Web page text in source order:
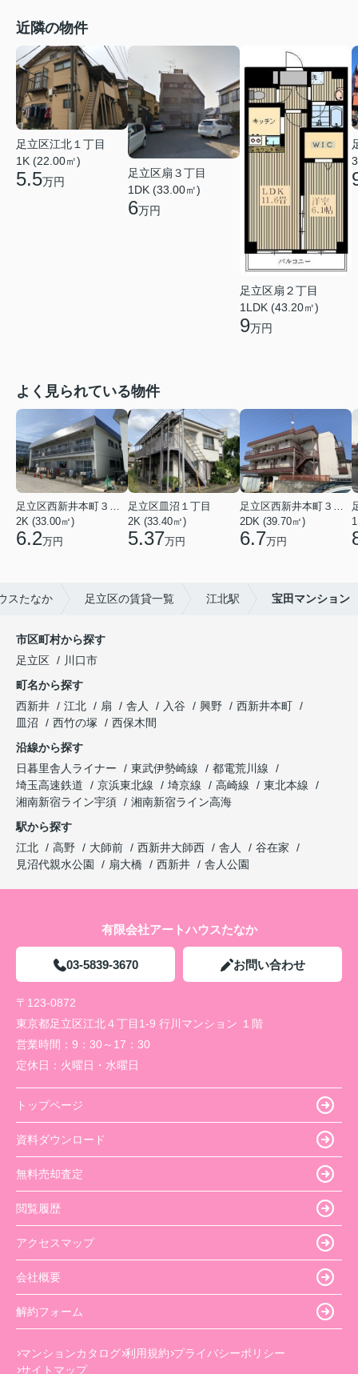
近隣の物件
足立区江北１丁目
1K (22.00㎡)
5.5万円
足立区扇３丁目
1DK (33.00㎡)
6万円
足立区扇２丁目
1LDK (43.20㎡)
9万円
よく見られている物件
足立区西新井本町３丁目
2K (33.00㎡)
6.2万円
足立区皿沼１丁目
2K (33.40㎡)
5.37万円
足立区西新井本町３丁目
2DK (39.70㎡)
6.7万円
スたなか 足立区の賃貸一覧 江北駅 宝田マンション
市区町村から探す
足立区
川口市
町名から探す
西新井
江北 扇 舎人 入谷 興野
西新井本町
皿沼
西竹の塚
西保木間
沿線から探す
日暮里舎人ライナー
東武伊勢崎線
都電荒川線
埼玉高速鉄道
京浜東北線 埼京線 高崎線
東北本線
湘南新宿ライン宇須
湘南新宿ライン高海
駅から探す
江北
高野 大師前 西新井大師西 舎人
谷在家
見沼代親水公園
扇大橋 西新井 舎人公園
有限会社アートハウスたなか
03-5839-3670 お問い合わせ
〒123-0872
東京都足立区江北４丁目1-9 行川マンション １階
営業時間： 9：30～17：30
定休日： 火曜日・水曜日
トップページ
資料ダウンロード
無料売却査定
閲覧履歴
アクセスマップ
会社概要
解約フォーム
マンションカタログ 利用規約 プライバシーポリシー
サイトマップ